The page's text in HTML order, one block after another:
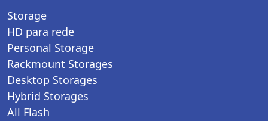
Storage
HD para rede
Personal Storage
Rackmount Storages
Desktop Storages
Hybrid Storages
All Flash